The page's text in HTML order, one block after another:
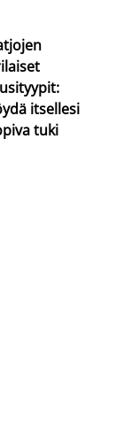
itsellesi
tuki